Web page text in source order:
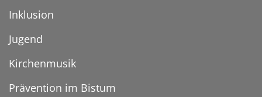
Inklusion
Jugend
Kirchenmusik
Prävention im Bistum